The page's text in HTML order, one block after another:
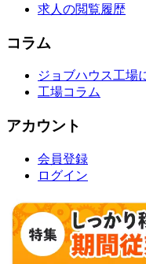
求人の閲覧履歴
コラム
ジョブハウス工場
工場コラム
アカウント
会員登録
ログイン